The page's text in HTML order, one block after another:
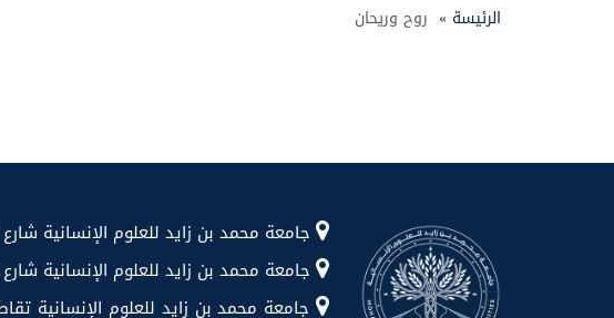
الرئيسة » روح وريحان
جامعة محمد بن زايد للعلوم الإنسانية شارع المرور ، ص.ب.
جامعة محمد بن زايد للعلوم الإنسانية شارع
جامعة محمد بن زايد للعلوم الإنسانية